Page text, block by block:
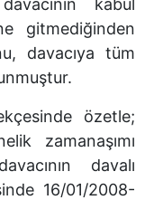
kabul
gitmediğinden
davacıya tüm
özetle;
zamanaşımı
davalı
16/01/2008-